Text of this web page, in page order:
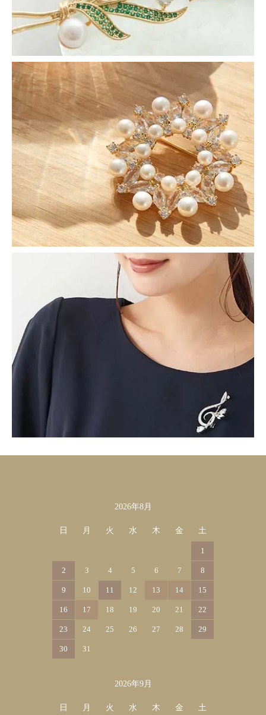
2026年8月
日 月 火 水 木 金 土
1
2 3 4 5 6 7 8
9 10 11 12 13 14 15
16 17 18 19 20 21 22
23 24 25 26 27 28 29
30 31
2026年9月
日 月 火 水 木 金 土